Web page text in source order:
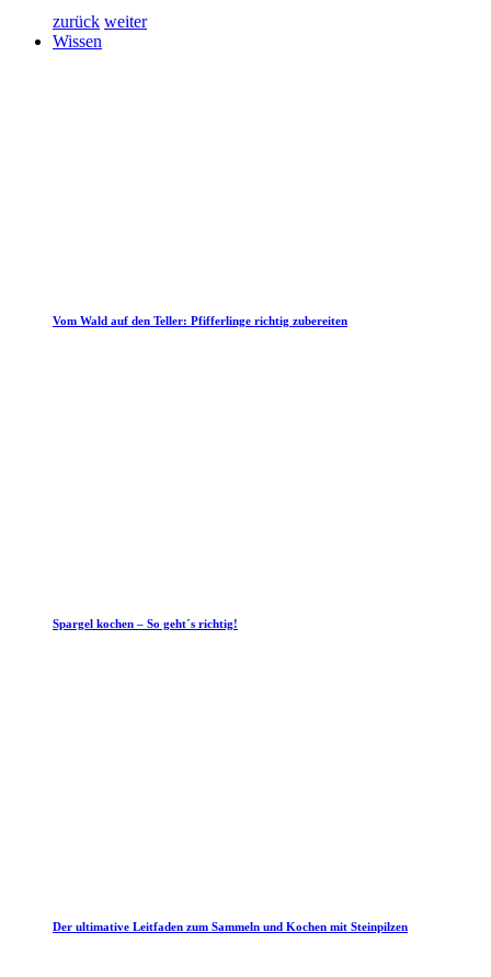
zurück weiter
Wissen
Vom Wald auf den Teller: Pfifferlinge richtig zubereiten
Spargel kochen – So geht´s richtig!
Der ultimative Leitfaden zum Sammeln und Kochen mit Steinpilzen